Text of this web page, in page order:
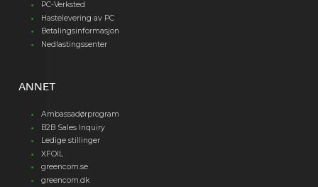
PC-Verksted
Hastelevering av PC
Betalingsinformasjon
Nedlastingssenter
ANNET
Ambassadørprogram
B2B Sales Inquiry
Ledige stillinger
XFOIL
greencom.se
greencom.dk